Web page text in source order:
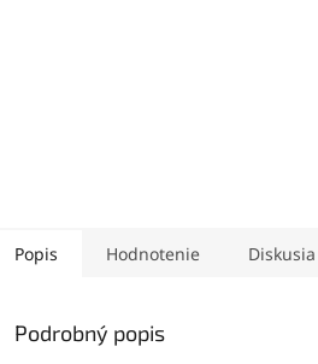
Popis Hodnotenie Diskusia
Podrobný popis